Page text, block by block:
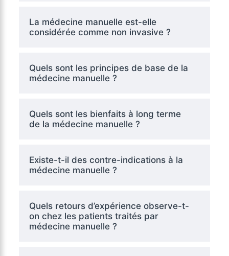
La médecine manuelle est-elle
considérée comme non invasive ?
Quels sont les principes de base de la
médecine manuelle ?
Quels sont les bienfaits à long terme
de la médecine manuelle ?
Existe-t-il des contre-indications à la
médecine manuelle ?
Quels retours d’expérience observe-t-
on chez les patients traités par
médecine manuelle ?